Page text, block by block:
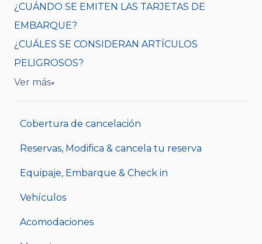
¿CUÁNDO SE EMITEN LAS TARJETAS DE
EMBARQUE?
¿CUÁLES SE CONSIDERAN ARTÍCULOS
PELIGROSOS?
Ver más▼
Cobertura de cancelación
Reservas, Modifica & cancela tu reserva
Equipaje, Embarque & Check in
Vehículos
Acomodaciones